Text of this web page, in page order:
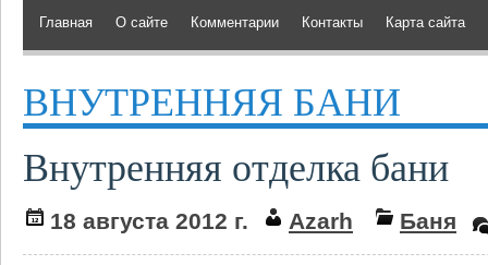
Главная О сайте Комментарии Контакты Карта сайта
ВНУТРЕННЯЯ БАНИ
Внутренняя отделка бани
18 августа 2012 г. Azarh Баня